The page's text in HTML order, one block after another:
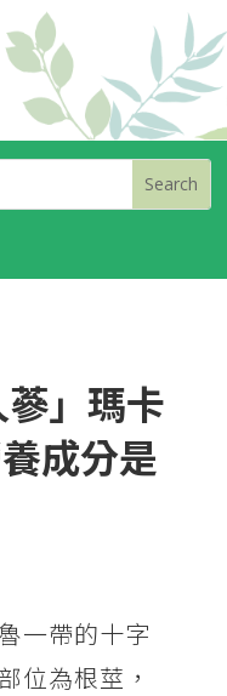
」瑪卡
成分是
一帶的十字
位為根莖，